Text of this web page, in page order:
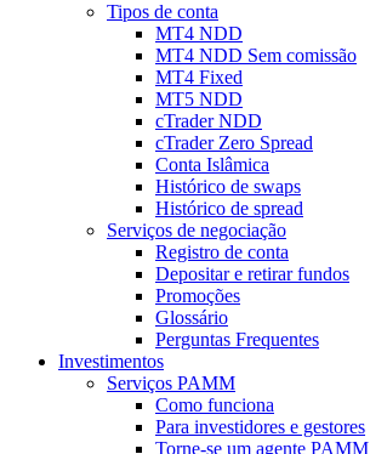
Tipos de conta
MT4 NDD
MT4 NDD Sem comissão
MT4 Fixed
MT5 NDD
cTrader NDD
cTrader Zero Spread
Conta Islâmica
Histórico de swaps
Histórico de spread
Serviços de negociação
Registro de conta
Depositar e retirar fundos
Promoções
Glossário
Perguntas Frequentes
Investimentos
Serviços PAMM
Como funciona
Para investidores e gestores
Torne-se um agente PAMM